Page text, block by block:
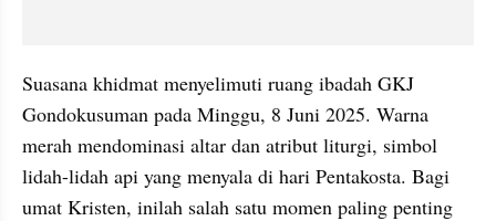
Suasana khidmat menyelimuti ruang ibadah GKJ
Gondokusuman pada Minggu, 8 Juni 2025. Warna
merah mendominasi altar dan atribut liturgi, simbol
lidah-lidah api yang menyala di hari Pentakosta. Bagi
umat Kristen, inilah salah satu momen paling penting